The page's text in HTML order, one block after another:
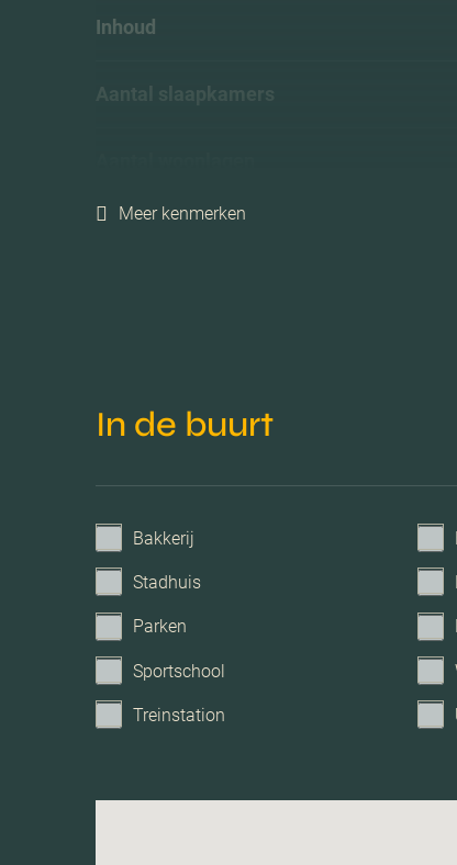
Inhoud
Aantal slaapkamers
Voorzieningen
Warm water
Meer kenmerken
In de buurt
Bakkerij
Stadhuis
Parken
Sportschool
Treinstation